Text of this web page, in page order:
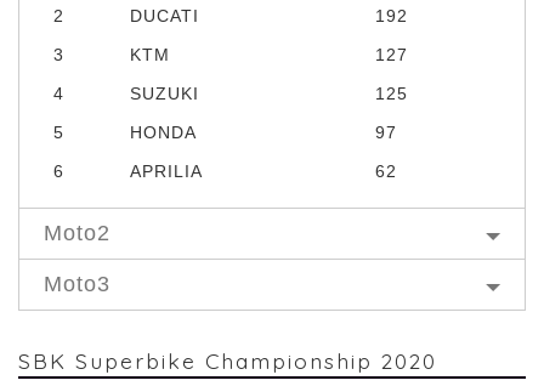
2
DUCATI
192
3
KTM
127
4
SUZUKI
125
5
HONDA
97
6
APRILIA 62
Moto2
Moto3
SBK Superbike Championship 2020